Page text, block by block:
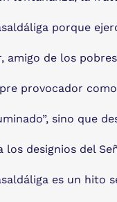
porque
amigo de los
provocador
sino que
los designios del
es un hito